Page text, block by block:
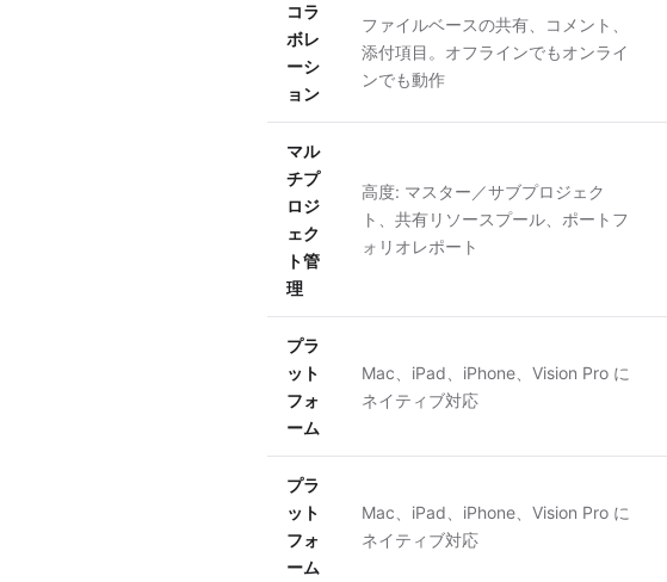
コラ
ボレ
ーシ
ョン
ファイルベースの共有、コメント、
添付項目。オフラインでもオンライ
ンでも動作
マル
チプ
ロジ
ェク
ト管
理
高度: マスター／サブプロジェク
ト、共有リソースプール、ポートフ
ォリオレポート
プラ
ット
フォ
ーム
Mac、iPad、iPhone、Vision Pro に
ネイティブ対応
プラ
ット
フォ
ーム
Mac、iPad、iPhone、Vision Pro に
ネイティブ対応